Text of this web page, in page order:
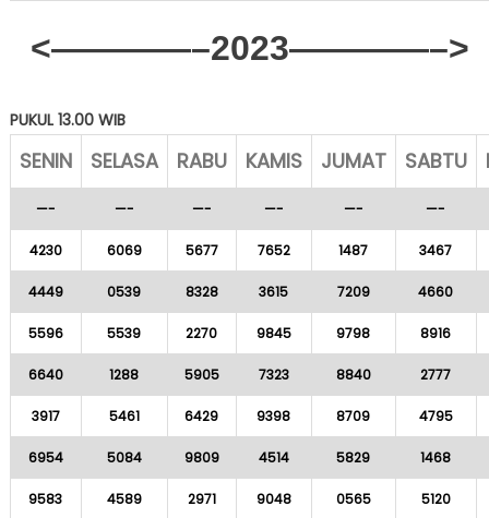
<————–2023————–>
PUKUL 13.00 WIB
SENIN SELASA RABU KAMIS JUMAT SABTU
—- —- —- —- —- —-
4230 6069 5677 7652 1487 3467
4449 0539 8328 3615 7209 4660
5596 5539 2270 9845 9798 8916
6640 1288 5905 7323 8840 2777
3917 5461 6429 9398 8709 4795
6954 5084 9809 4514 5829 1468
9583 4589 2971 9048 0565 5120